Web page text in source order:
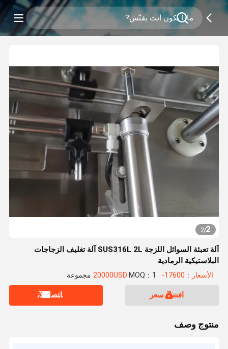
2
/
2
آلة تعبئة السوائل اللزجة SUS316L 2L آلة تغليف الزجاجات
البلاستيكية الرمادية
الأسعار：17600-20000USD MOQ：1 مجموعة
افضل سعر ﺎﺘﺼﻟ ﺍﻶﻧ
منتوج وصف